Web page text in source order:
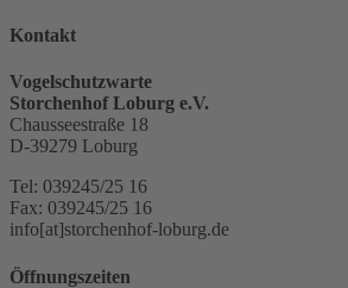
Kontakt
Vogelschutzwarte
Storchenhof Loburg e.V.
Chausseestraße 18
D-39279 Loburg
Tel: 039245/25 16
Fax: 039245/25 16
info[at]storchenhof-loburg.de
Öffnungszeiten